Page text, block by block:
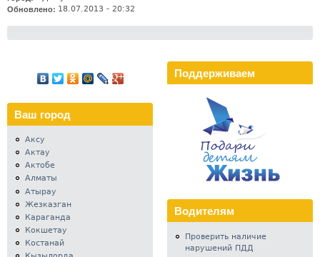
Обновлено: 18.07.2013 - 20:32
Ваш город
Аксу
Актау
Актобе
Алматы
Атырау
Жезказган
Караганда
Кокшетау
Костанай
Поддерживаем
Водителям
Проверить наличие
нарушений ПДД